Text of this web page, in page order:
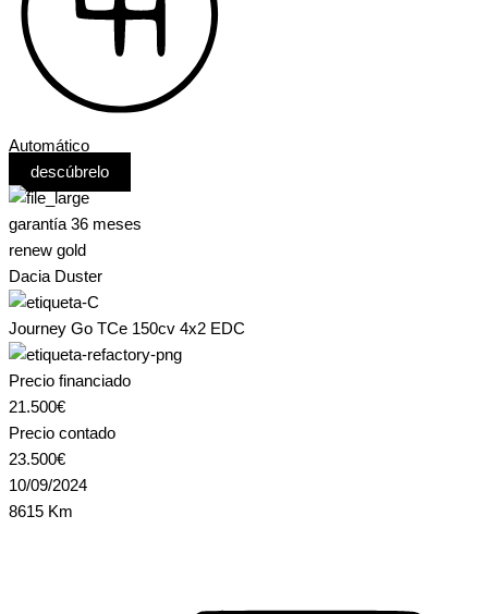
Automático
descúbrelo
garantía 36 meses
renew gold
Dacia Duster
Journey Go TCe 150cv 4x2 EDC
Precio financiado
21.500€
Precio contado
23.500€
10/09/2024
8615 Km